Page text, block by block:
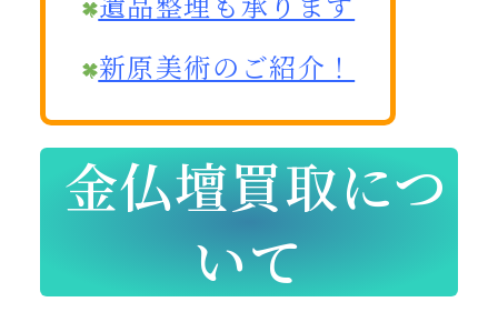
新原美術のご紹介！
金仏壇買取につ
いて